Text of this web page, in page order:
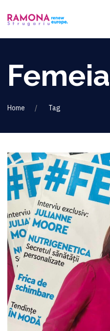
Femeia
Home Tag